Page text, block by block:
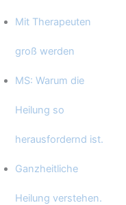
Mit Therapeuten
groß werden
MS: Warum die
Heilung so
herausfordernd ist.
Ganzheitliche
Heilung verstehen.